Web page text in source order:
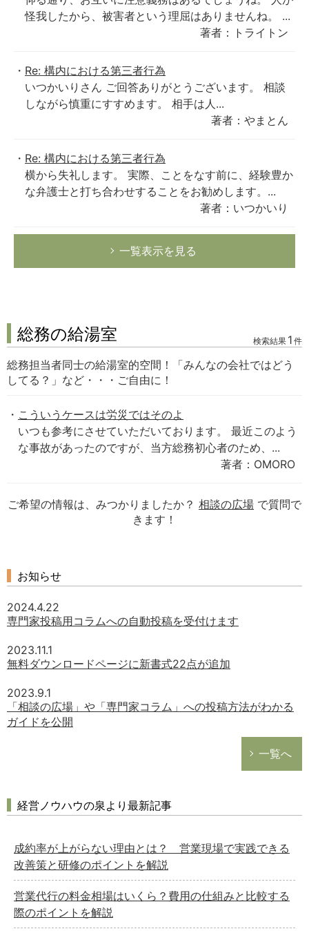
怪我したから、被害者という理屈はありませんね。 ...
著者：トライトン
Re: 構内における第三者行為
いつかいりさん ご回答ありがとうございます。 相談
しながら慎重にすすめます。 相手は人...
著者：やまとん
Re: 構内における第三者行為
横から失礼します。 実際、ことをなす前に、経験豊か
な弁護士と打ち合わせすることをお勧めします。...
著者：いつかいり
一覧表示を見る
総務の給湯室 検索結果 1 件
総務担当者同士の給湯室的空間！「みんなの会社ではどう
してる？」など・・・ご自由に！
こういうケースは労災ではそのよ
いつも参考にさせていただいております。 最近このよう
な事故があったのですが、当方総務初心者のため、...
著者：OMORO
ご希望の情報は、みつかりましたか？ 相談の広場 で質問で
きます！
お知らせ
2024.4.22
専門家投稿用コラムへの自動投稿を受付けます
2023.11.1
無料ダウンロードページに新書式22点が追加
2023.9.1
「相談の広場」や「専門家コラム」への投稿方法がわかる
ガイドを公開
一覧へ
経営ノウハウの泉より最新記事
成約率が上がらない理由とは？ 営業現場で実践できる
改善策と研修のポイントを解説
営業代行の料金相場はいくら？費用の仕組みと比較する
際のポイントを解説